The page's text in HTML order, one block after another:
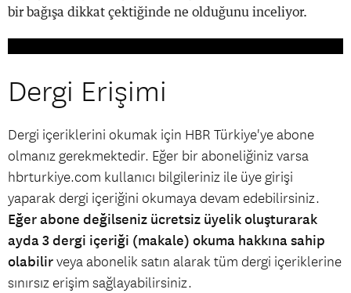
bir bağışa dikkat çektiğinde ne olduğunu inceliyor.
Dergi Erişimi
Dergi içeriklerini okumak için HBR Türkiye'ye abone
olmanız gerekmektedir. Eğer bir aboneliğiniz varsa
hbrturkiye.com kullanıcı bilgileriniz ile üye girişi
yaparak dergi içeriğini okumaya devam edebilirsiniz.
Eğer abone değilseniz ücretsiz üyelik oluşturarak
ayda 3 dergi içeriği (makale) okuma hakkına sahip
olabilirveya abonelik satın alarak tüm dergi içeriklerine
sınırsız erişim sağlayabilirsiniz.